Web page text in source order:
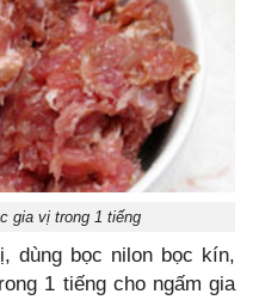
gia vị trong 1 tiếng
dùng bọc nilon bọc kín,
1 tiếng cho ngấm gia